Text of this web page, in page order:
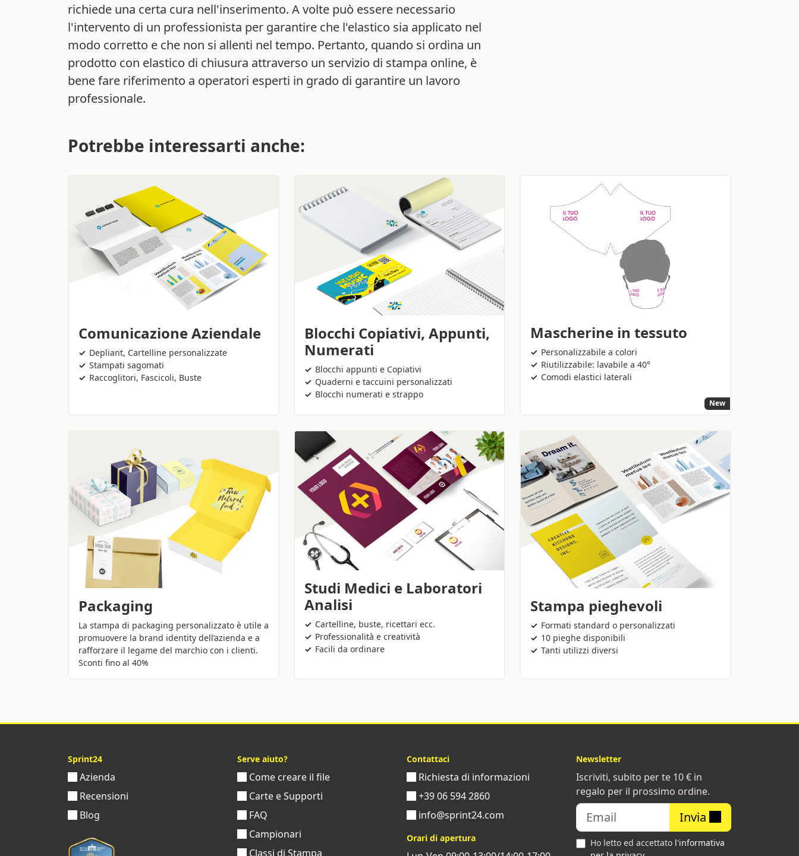
richiede una certa cura nell'inserimento. A volte può essere necessario
l'intervento di un professionista per garantire che l'elastico sia applicato nel
modo corretto e che non si allenti nel tempo. Pertanto, quando si ordina un
prodotto con elastico di chiusura attraverso un servizio di stampa online, è
bene fare riferimento a operatori esperti in grado di garantire un lavoro
professionale.
Potrebbe interessarti anche:
Comunicazione Aziendale
Depliant, Cartelline personalizzate
Stampati sagomati
Raccoglitori, Fascicoli, Buste
Blocchi Copiativi, Appunti,
Numerati
Blocchi appunti e Copiativi
Quaderni e taccuini personalizzati
Blocchi numerati e strappo
Mascherine in tessuto
Personalizzabile a colori
Riutilizzabile: lavabile a 40°
Comodi elastici laterali
New
Packaging
La stampa di packaging personalizzato è utile a
promuovere la brand identity dell’azienda e a
rafforzare il legame del marchio con i clienti.
Sconti fino al 40%
Studi Medici e Laboratori
Analisi
Cartelline, buste, ricettari ecc.
Professionalità e creatività
Facili da ordinare
Stampa pieghevoli
Formati standard o personalizzati
10 pieghe disponibili
Tanti utilizzi diversi
Sprint24
Azienda
Recensioni
Blog
Serve aiuto?
Come creare il file
Carte e Supporti
FAQ
Campionari
Classi di Stampa
Contattaci
Richiesta di informazioni
+39 06 594 2860
info@sprint24.com
Orari di apertura
Newsletter
Iscriviti, subito per te 10 € in
regalo per il prossimo ordine.
Invia
Ho letto ed accettato l'informativa